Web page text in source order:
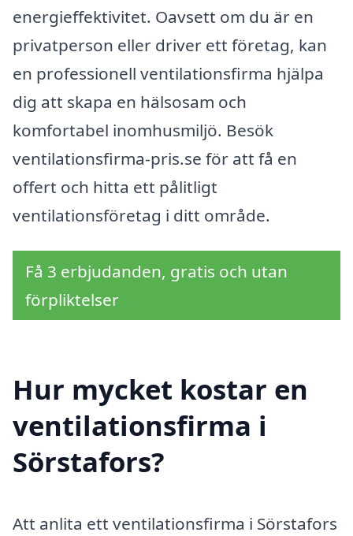
energieffektivitet. Oavsett om du är en
privatperson eller driver ett företag, kan
en professionell ventilationsfirma hjälpa
dig att skapa en hälsosam och
komfortabel inomhusmiljö. Besök
ventilationsfirma-pris.se för att få en
offert och hitta ett pålitligt
ventilationsföretag i ditt område.
Få 3 erbjudanden, gratis och utan
förpliktelser
Hur mycket kostar en
ventilationsfirma i
Sörstafors?
Att anlita ett ventilationsfirma i Sörstafors